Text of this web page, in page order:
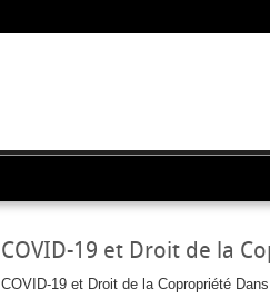
COVID-19 et Droit de la
COVID-19 et Droit de la Copropriété